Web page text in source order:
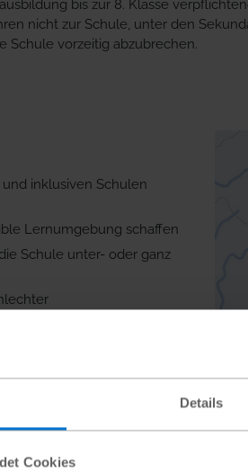
Details
Cookies
bis zur 8. Klasse
nicht zur Schule, unter den
Schule vorzeitig abzubrechen.
inklusiven Schulen
Lernumgebung schaffen
Schule unter- oder ganz
und Bau Geschlechter-